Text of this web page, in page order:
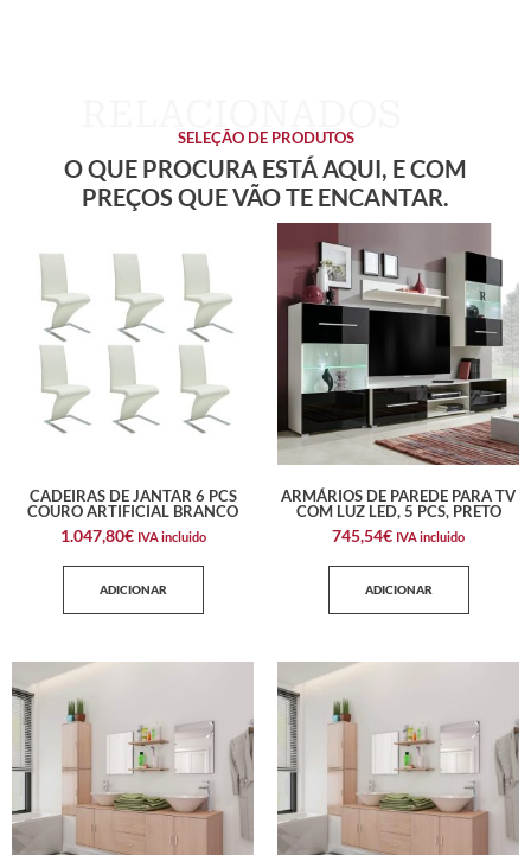
SELEÇÃO DE PRODUTOS
O QUE PROCURA ESTÁ AQUI, E COM
PREÇOS QUE VÃO TE ENCANTAR.
CADEIRAS DE JANTAR 6 PCS
COURO ARTIFICIAL BRANCO
1.047,80€ IVA incluido
ADICIONAR
ARMÁRIOS DE PAREDE PARA TV
COM LUZ LED, 5 PCS, PRETO
745,54€ IVA incluido
ADICIONAR